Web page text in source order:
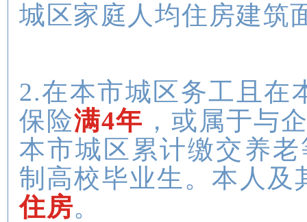
城区家庭人均住房建筑
2.在本市城区务工且在
保险满4年 ，或属于与
本市城区累计缴交养
制高校毕业生。本人及
住房。